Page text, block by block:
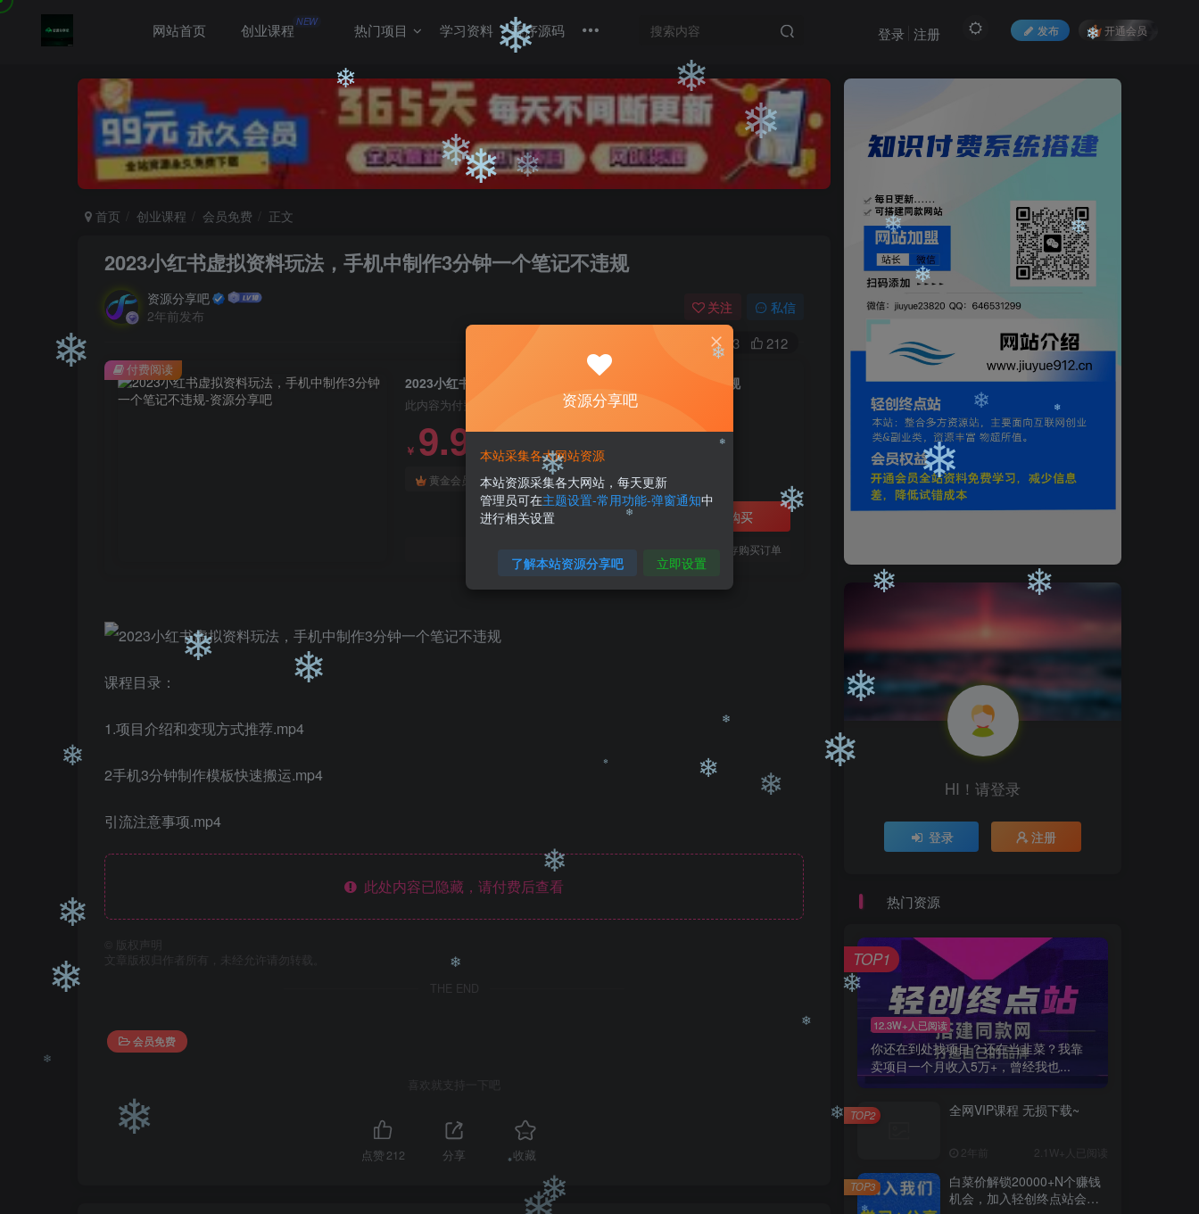
网站首页 创业课程 NEW 热门项目 学习资料 程序源码 发布 开通会员
登录 注册
首页 创业课程 会员免费 正文
2023小红书虚拟资料玩法，手机中制作3分钟一个笔记不违规
资源分享吧
2年前发布
关注 私信
1683 212
2023小红书虚拟资料玩法，手机中制作3分钟一个笔记不违规
此内容为付费阅读，请付费后查看
￥ 9.9 ￥99
黄金会员 免费 钻石会员免费
立即购买
您当前未登录！建议登陆后购买，可保存购买订单
付费阅读
课程目录：
1.项目介绍和变现方式推荐.mp4
2手机3分钟制作模板快速搬运.mp4
引流注意事项.mp4
此处内容已隐藏，请付费后查看
版权声明
文章版权归作者所有，未经允许请勿转载。
THE END
会员免费
喜欢就支持一下吧
点赞212 分享 收藏
HI！请登录
登录 注册
热门资源
12.3W+人已阅读
你还在到处找项目？还在当韭菜？我靠
卖项目一个月收入5万+，曾经我也...
TOP1
全网VIP课程 无损下载~
2年前 2.1W+人已阅读
TOP2
白菜价解锁20000+N个赚钱
机会，加入轻创终点站会
TOP3
资源分享吧
本站采集各大网站资源
本站资源采集各大网站，每天更新
管理员可在主题设置-常用功能-弹窗通知中
进行相关设置
了解本站资源分享吧 立即设置
❄
❄
❄
❄
❄
❄
❄
❄
❄
❄
❄
❄
❄
❄
❄
❄
❄
❄
❄ ❄
❄
❄